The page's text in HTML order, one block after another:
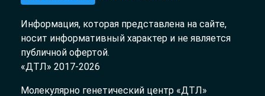
Информация, которая представлена на сайте,
носит информативный характер и не является
публичной офертой.
«ДТЛ» 2017-2026
Молекулярно генетический центр «ДТЛ»